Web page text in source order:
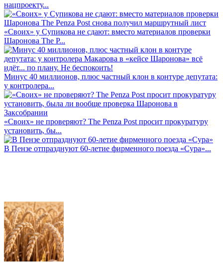
нацпроекту...
«Своих» у Супикова не сдают: вместо материалов проверки
Шаронова The P...
Минус 40 миллионов, плюс частный клон в контуре депутата:
у контролера...
«Своих» не проверяют? The Penza Post просит прокуратуру
установить, бы...
В Пензе отпразднуют 60-летие фирменного поезда «Сура»...